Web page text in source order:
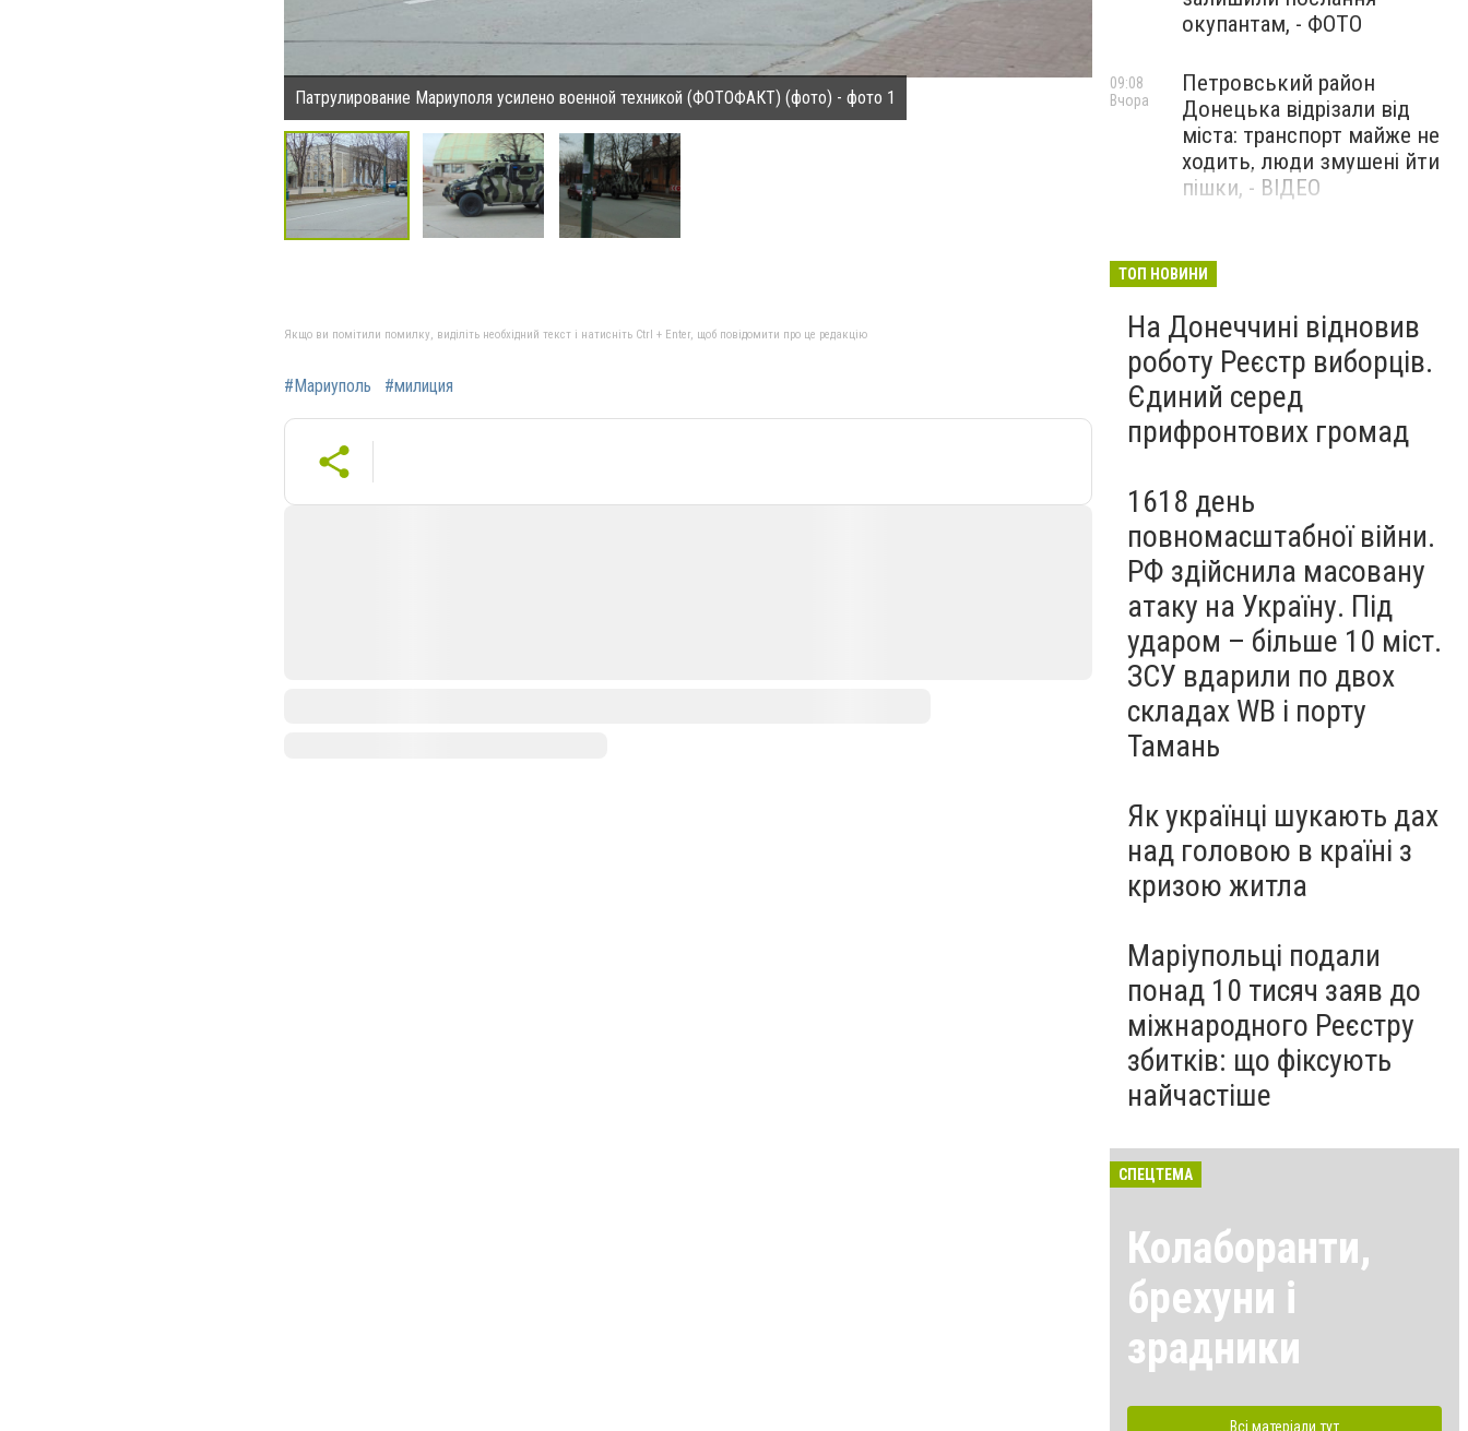
Патрулирование Мариуполя усилено военной техникой (ФОТОФАКТ) (фото) - фото 1 Патрулирование Мариуполя усилено военной
Якщо ви помітили помилку, виділіть необхідний текст і натисніть Ctrl + Enter, щоб повідомити про це редакцію
#Мариуполь #милиция
окупантам, - ФОТО
Петровський район
Донецька відрізали від
міста: транспорт майже не
ходить, люди змушені йти
пішки, - ВІДЕО
09:08
Вчора
війни. РФ вдарила
столиці. 15 людей загинули.
В Росії палають
енергопідстанції та
черговий WB
Вчора
ТОП НОВИНИ
На Донеччині відновив
роботу Реєстр виборців.
Єдиний серед
прифронтових громад
1618 день
повномасштабної війни.
РФ здійснила масовану
атаку на Україну. Під
ударом – більше 10 міст.
ЗСУ вдарили по двох
складах WB і порту
Тамань
Як українці шукають дах
над головою в країні з
кризою житла
Маріупольці подали
понад 10 тисяч заяв до
міжнародного Реєстру
збитків: що фіксують
найчастіше
СПЕЦТЕМА
Колаборанти,
брехуни і
зрадники
Всі матеріали тут